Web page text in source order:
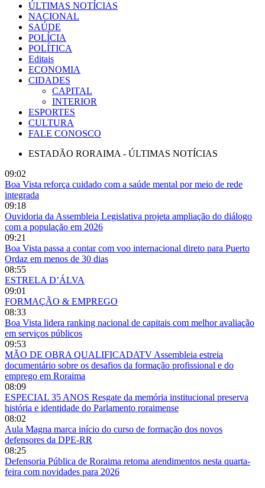
ÚLTIMAS NOTÍCIAS
NACIONAL
SAÚDE
POLÍCIA
POLÍTICA
Editais
ECONOMIA
CIDADES
CAPITAL
INTERIOR
ESPORTES
CULTURA
FALE CONOSCO
ESTADÃO RORAIMA - ÚLTIMAS NOTÍCIAS
09:02
Boa Vista reforça cuidado com a saúde mental por meio de rede
integrada
09:18
Ouvidoria da Assembleia Legislativa projeta ampliação do diálogo
com a população em 2026
09:21
Boa Vista passa a contar com voo internacional direto para Puerto
Ordaz em menos de 30 dias
08:55
ESTRELA D’ÁLVA
09:01
FORMAÇÃO & EMPREGO
08:33
Boa Vista lidera ranking nacional de capitais com melhor avaliação
em serviços públicos
09:53
MÃO DE OBRA QUALIFICADATV Assembleia estreia
documentário sobre os desafios da formação profissional e do
emprego em Roraima
08:09
ESPECIAL 35 ANOS Resgate da memória institucional preserva
história e identidade do Parlamento roraimense
08:02
Aula Magna marca início do curso de formação dos novos
defensores da DPE-RR
08:25
Defensoria Pública de Roraima retoma atendimentos nesta quarta-
feira com novidades para 2026